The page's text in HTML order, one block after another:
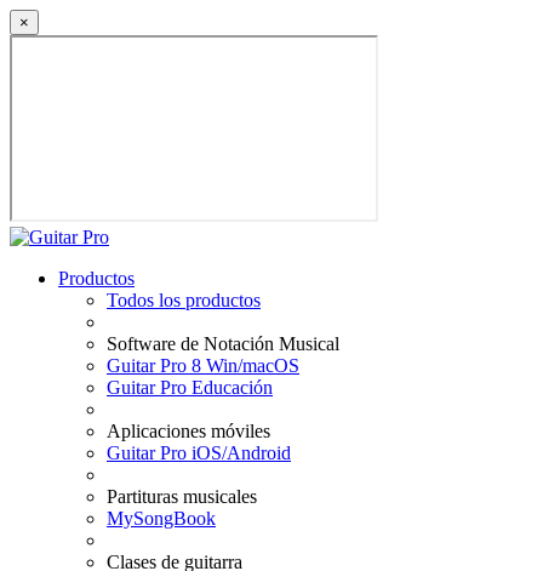
×
Productos
Todos los productos
Software de Notación Musical
Guitar Pro 8 Win/macOS
Guitar Pro Educación
Aplicaciones móviles
Guitar Pro iOS/Android
Partituras musicales
MySongBook
Clases de guitarra